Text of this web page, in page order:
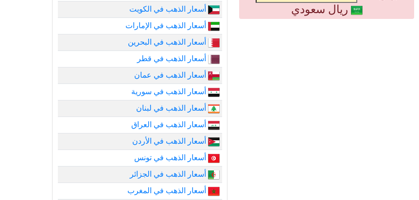
ريال سعودي
أسعار الذهب في الكويت
أسعار الذهب في الإمارات
أسعار الذهب في البحرين
أسعار الذهب في قطر
أسعار الذهب في عمان
أسعار الذهب في سورية
أسعار الذهب في لبنان
أسعار الذهب في العراق
أسعار الذهب في الأردن
أسعار الذهب في تونس
أسعار الذهب في الجزائر
أسعار الذهب في المغرب